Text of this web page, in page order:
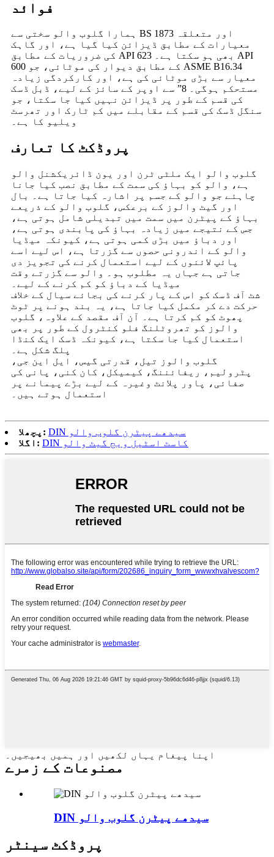
فوائد
ہمارا گلوب والو سختی سے BS 1873 اور متعلقہ
معیارات کے مطابق ڈیزائن کیا گیا ہے، اور گاہک
کی ضروریات کے مطابق API 623 بھی ہو سکتا ہے۔ API
600 کے مطابق دیوار کی موٹائی، جو ASME B16.34
معیار سے بڑی موٹائی کی ہے، اور کارکردگی زیادہ
مستحکم ہوگی۔ 8” سے اوپر کے سائز کے لیے، ڈبل ڈسک
کی قسم کے طور پر ڈیزائن نہیں کیا جا سکتا، جو
سنگل ڈسک کی قسم کے مقابلے میں کم ٹارک اور تھرسٹ
ویلیو کا ہے۔
پروڈکٹ کا تعارف
گلوب والو ایک ملٹی ٹرن اور یون ڈائریکشنل والو
ہے، والو کو بہاؤ کی سمت کے مطابق نصب کیا جانا
چاہئے جو والو کے جسم پر اشارہ کیا جاتا ہے۔ بال
اور گیٹ والوز کے برعکس، گلوب والو کے ذریعے
بہاؤ کے پیٹرن میں سمت میں تبدیلی شامل ہوتی ہے،
جس کے نتیجے میں زیادہ بہاؤ کی پابندی ہوتی ہے،
اور دباؤ میں بڑی کمی ہوتی ہے، کیونکہ میڈیا
والو کے اندرونی حصوں سے گزرتا ہے، اس لیے اسے
پائپ لائنوں کے لیے استعمال کرنے کی تجویز دی
جاتی ہے جہاں یہ مطلوب ہو۔ والو سے گزرتے وقت
میڈیا کے دباؤ کو کم کرنے کے لیے۔
شٹ آف ڈسک کو اس کے پار کرنے کی بجائے سیال کے خلاف
حرکت دے کر مکمل کیا جاتا ہے، یہ بند ہونے پر ٹوٹ
پھوٹ کو کم کرتا ہے۔ آن آف مقصد کے علاوہ، گلوب
والوز کو تھروٹلنگ فلو کنٹرول کے طور پر بھی
استعمال کیا جا سکتا ہے، کیونکہ ڈسک ایک کنڈا
پلگ شکل ہے۔
گلوب والوز تیل، قدرتی گیس، ایل این جی،
پٹرولیم، ریفائننگ، کیمیکل، کان کنی، پانی کی
صفائی، پاور پلانٹ وغیرہ کے لیے بڑے پیمانے پر
استعمال ہوتے ہیں۔
پچھلا:
DIN سیدھے پیٹرن گلوب والو
اگلا:
DIN کاسٹ اسٹیل ویج گیٹ والو
اپنا پیغام یہاں لکھیں اور ہمیں بھیجیں۔
مصنوعات کے زمرے
DIN سیدھے پیٹرن گلوب والو
پروڈکٹ سینٹر